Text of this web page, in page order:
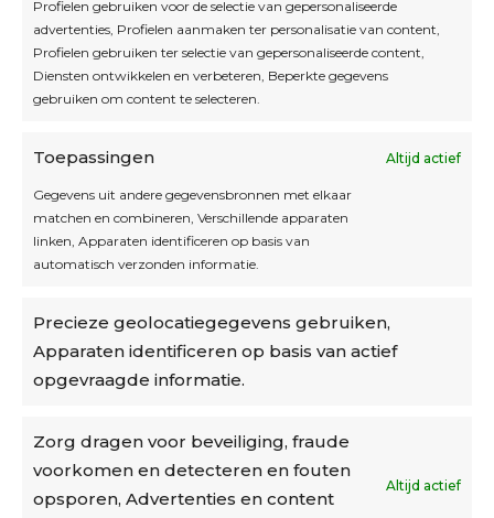
Profielen gebruiken voor de selectie van gepersonaliseerde
advertenties, Profielen aanmaken ter personalisatie van content,
Profielen gebruiken ter selectie van gepersonaliseerde content,
Diensten ontwikkelen en verbeteren, Beperkte gegevens
gebruiken om content te selecteren.
Toepassingen Altijd actief
Gegevens uit andere gegevensbronnen met elkaar
matchen en combineren, Verschillende apparaten
linken, Apparaten identificeren op basis van
automatisch verzonden informatie.
Precieze geolocatiegegevens gebruiken,
Apparaten identificeren op basis van actief
opgevraagde informatie.
Zorg dragen voor beveiliging, fraude
voorkomen en detecteren en fouten
opsporen, Advertenties en content
Altijd actief
Interesse in leuke kadotips of toffe acties?
Laat dan hier je mailadres achter.
Algemene voorwaarden
Cookiebeleid
Accountinstellingen
Verzending